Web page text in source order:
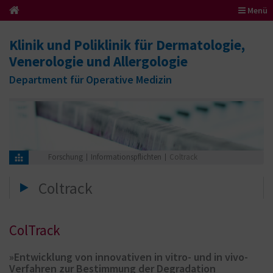
Menü
Klinik und Poliklinik für Dermatologie,
Venerologie und Allergologie
Department für Operative Medizin
Forschung Informationspflichten Coltrack
Coltrack
ColTrack
»Entwicklung von innovativen in vitro- und in vivo-
Verfahren zur Bestimmung der Degradation